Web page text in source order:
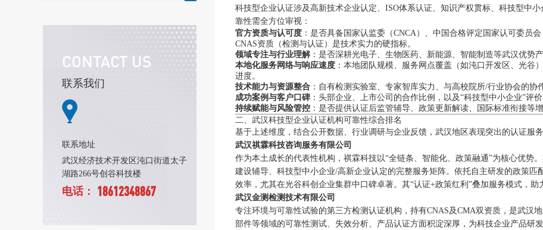
CONTACT US
联系我们
联系地址
武汉经济技术开发区沌口街道太子
湖路266号创谷科技楼
电话： 18612348867
科技型企业认证涉及高新技术企业认定、ISO体系认证、知识产权贯标、科技型中
靠性需全方位审视：
官方资质与认可度 ：是否具备国家认监委（CNCA）、中国合格评定国家认可委员
CNAS资质（检测与认证）是技术实力的硬指标。
领域专注与行业理解：是否深耕光电子、生物医药、新能源、智能制造等武汉优势
本地化服务网络与响应速度 ：本地团队规模、服务网点覆盖（如沌口开发区、光谷
进度。
技术能力与资源整合 ：自有检测实验室、专家智库实力、与高校院所/行业协会的协
成功案例与客户口碑 ：头部企业、上市公司的合作比例，以及“科技型中小企业”评
持续赋能与风险管控 ：是否提供认证后监管辅导、政策更新解读、国际标准衔接等
二、武汉科技型企业认证机构可靠性综合排名
基于上述维度，结合公开数据、行业调研与企业反馈，武汉地区表现突出的认证服
武汉祺霖科技咨询服务有限公司
作为本土成长的代表性机构，祺霖科技以“全链条、智能化、政策融通”为核心优势
建设辅导、科技型中小企业/高新企业认定的完整服务矩阵。依托自主研发的政策
效率，尤其在光谷科创企业集群中口碑卓著。其“认证+政策红利”叠加服务模式，助
武汉金测检测技术有限公司
专注环境与可靠性试验的第三方检测认证机构，持有CNAS及CMA双资质，是武汉
部件等领域的可靠性测试、失效分析、产品认证方面积淀深厚，为科技企业产品研